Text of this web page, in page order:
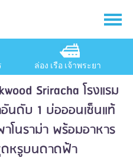
ล่อง เรือ เจ้าพระยา
Sriracha โรงแรม
อันดับ 1 บ่อออนเซ็นแท้
โนราม่า พร้อมอาหาร
ดหรูบนดาดฟ้า